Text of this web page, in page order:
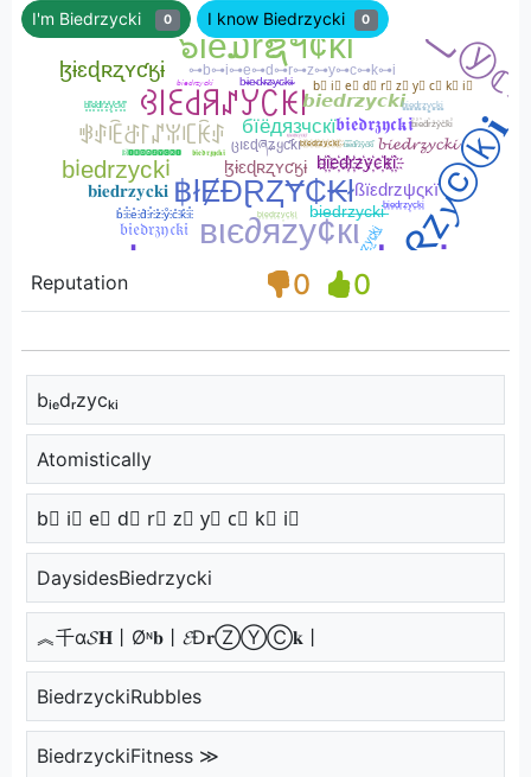
I'm Biedrzycki 0 I know Biedrzycki 0
Reputation 0 0
bᵢₑdᵣzycₖᵢ
Atomistically
b⃣ i⃣ e⃣ d⃣ r⃣ z⃣ y⃣ c⃣ k⃣ i⃣
DaysidesBiedrzycki
︽千α𝓢𝐇丨Øᶰ𝐛丨𝓔Đ𝐫ⓏⓎⒸ𝐤丨
BiedrzyckiRubbles
BiedrzyckiFitness ≫